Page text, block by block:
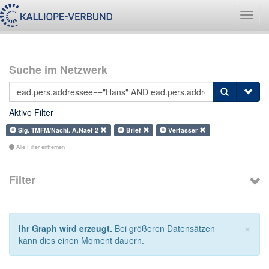
Suche im Netzwerk
Aktive Filter
Slg. TMFM/Nachl. A.Naef 2 Brief Verfasser
Alle Filter entfernen
Filter
×
Ihr Graph wird erzeugt. Bei größeren Datensätzen
kann dies einen Moment dauern.